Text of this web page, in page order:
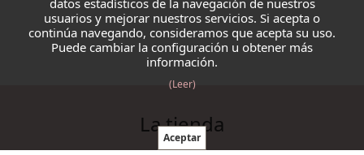
datos estadísticos de la navegación de nuestros
usuarios y mejorar nuestros servicios. Si acepta o
continúa navegando, consideramos que acepta su uso.
Puede cambiar la configuración u obtener más
información.
(Leer)
La tienda